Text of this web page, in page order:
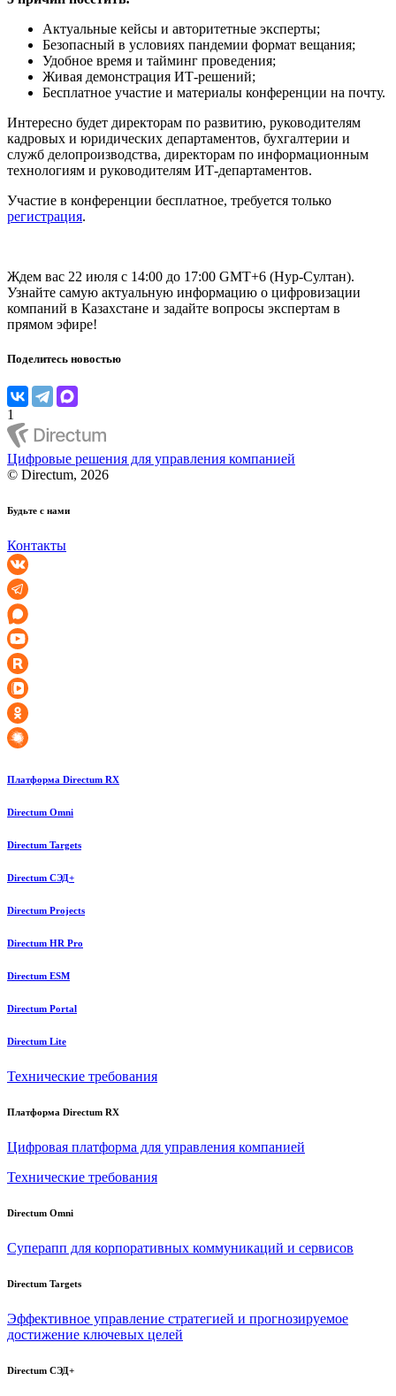
Актуальные кейсы и авторитетные эксперты;
Безопасный в условиях пандемии формат вещания;
Удобное время и тайминг проведения;
Живая демонстрация ИТ-решений;
Бесплатное участие и материалы конференции на почту.
Интересно будет директорам по развитию, руководителям
кадровых и юридических департаментов, бухгалтерии и
служб делопроизводства, директорам по информационным
технологиям и руководителям ИТ-департаментов.
Участие в конференции бесплатное, требуется только
регистрация.
Ждем вас 22 июля с 14:00 до 17:00 GMT+6 (Нур-Султан).
Узнайте самую актуальную информацию о цифровизации
компаний в Казахстане и задайте вопросы экспертам в
прямом эфире!
Поделитесь новостью
1
Цифровые решения для управления компанией
© Directum, 2026
Будьте с нами
Контакты
Платформа Directum RX
Directum Omni
Directum Targets
Directum СЭД+
Directum Projects
Directum HR Pro
Directum ESM
Directum Portal
Directum Lite
Технические требования
Платформа Directum RX
Цифровая платформа для управления компанией
Технические требования
Directum Omni
Суперапп для корпоративных коммуникаций и сервисов
Directum Targets
Эффективное управление стратегией и прогнозируемое
достижение ключевых целей
Directum СЭД+